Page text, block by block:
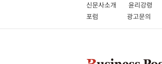
신문사소개 윤리강령
포럼
광고문의